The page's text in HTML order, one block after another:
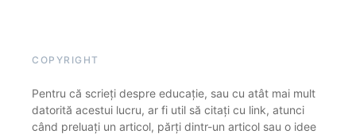
COPYRIGHT
Pentru că scrieți despre educație, sau cu atât mai mult
datorită acestui lucru, ar fi util să citați cu link, atunci
când preluați un articol, părți dintr-un articol sau o idee